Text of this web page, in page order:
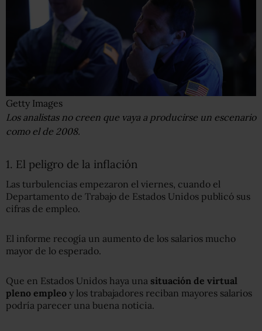
Getty Images
Los analistas no creen que vaya a producirse un escenario
como el de 2008.
1. El peligro de la inflación
Las turbulencias empezaron el viernes, cuando el
Departamento de Trabajo de Estados Unidos publicó sus
cifras de empleo.
El informe recogía un aumento de los salarios mucho
mayor de lo esperado.
Que en Estados Unidos haya una situación de virtual
pleno empleo y los trabajadores reciban mayores salarios
podría parecer una buena noticia.